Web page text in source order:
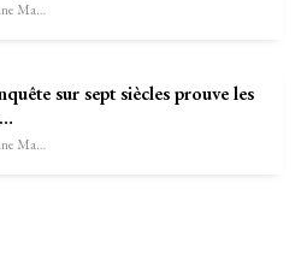
Sébastien-Étienne Marechal
sur sept siècles prouve les
Sébastien-Étienne Marechal